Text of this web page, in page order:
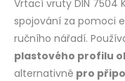
Vrtací vruty DIN 7504
spojování za pomoci
ručního nářadí.
plastového profilu
alternativně pro